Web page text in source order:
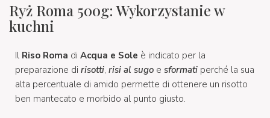
Ryż Roma 500g: Wykorzystanie w
kuchni
Il Riso Roma di Acqua e Sole è indicato per la
preparazione di risotti, risi al sugo e sformati perché la sua
alta percentuale di amido permette di ottenere un risotto
ben mantecato e morbido al punto giusto.